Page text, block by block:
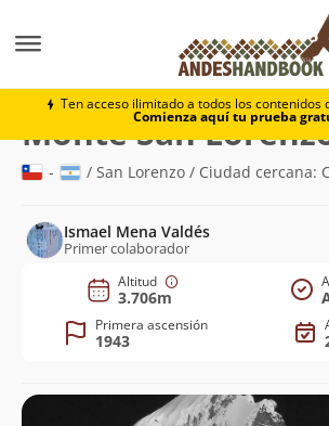
Ten acceso ilimitado a todos los contenidos
Comienza aquí tu prueba
Monte San Lorenzo
Monte San
- / San Lorenzo / Ciudad cercana:
Ismael Mena Valdés
Primer colaborador
Altitud
3.706m
Primera ascensión
1943